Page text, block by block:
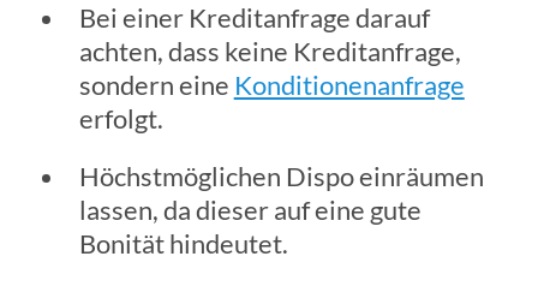
Bei einer Kreditanfrage darauf
achten, dass keine Kreditanfrage,
sondern eine Konditionenanfrage
erfolgt.
Höchstmöglichen Dispo einräumen
lassen, da dieser auf eine gute
Bonität hindeutet.